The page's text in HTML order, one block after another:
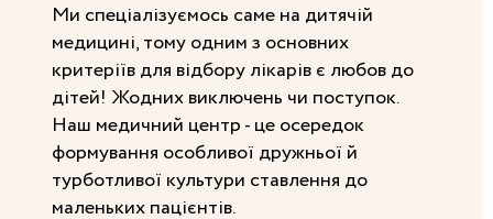
Ми спеціалізуємось саме на дитячій
медицині, тому одним з основних
критеріїв для відбору лікарів є любов до
дітей! Жодних виключень чи поступок.
Наш медичний центр - це осередок
формування особливої дружньої й
турботливої культури ставлення до
маленьких пацієнтів.